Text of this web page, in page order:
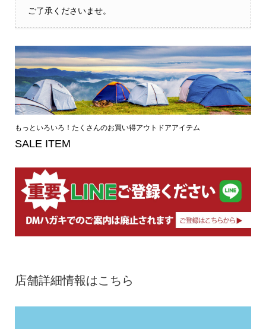
ご了承くださいませ。
もっといろいろ！たくさんのお買い得アウトドアアイテム
SALE ITEM
店舗詳細情報はこちら